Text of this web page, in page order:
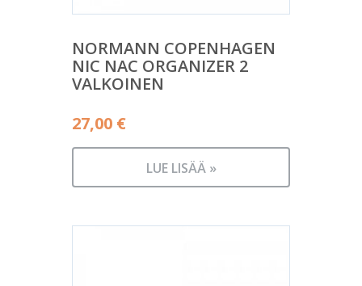
NORMANN COPENHAGEN
NIC NAC ORGANIZER 2
VALKOINEN
27,00 €
LUE LISÄÄ »